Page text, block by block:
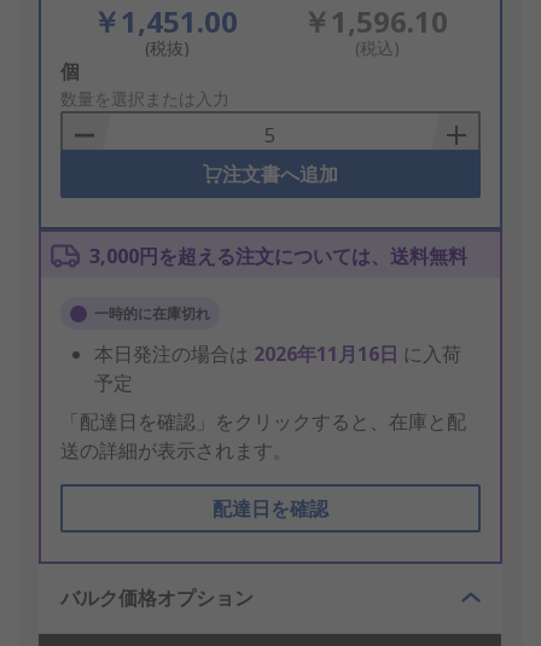
￥1,451.00
(税抜)
￥1,596.10
(税込)
Add
to
Basket
個
数量を選択または入力
注文書へ追加
3,000円を超える注文については、送料無料
一時的に在庫切れ
本日発注の場合は 2026年11月16日 に入荷
予定
「配達日を確認」をクリックすると、在庫と配
送の詳細が表示されます。
配達日を確認
バルク価格オプション